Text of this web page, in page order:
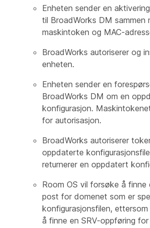
Enheten sender en
til BroadWorks DM sammen
maskintoken og MAC-
BroadWorks autoriserer og
enheten.
Enheten sender en
BroadWorks DM om en
konfigurasjon.
for autorisasjon.
BroadWorks autoriserer
oppdaterte
returnerer en oppdatert
Room OS vil forsøke å finne
post for domenet som er
konfigurasjonsfilen,
å finne en SRV-oppføring for